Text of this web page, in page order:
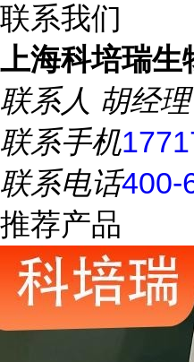
联系我们
上海科培瑞生
联系人 胡经理
联系手机
联系电话400-
推荐产品